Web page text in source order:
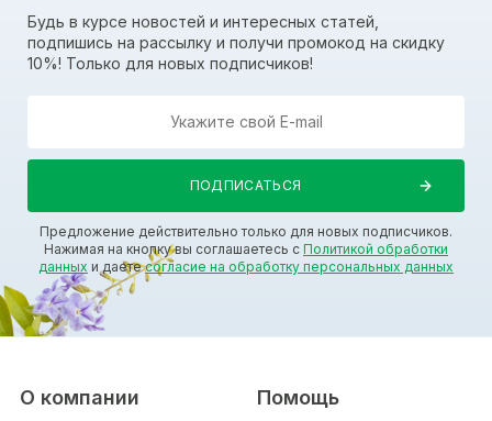
Будь в курсе новостей и интересных статей,
подпишись на рассылку и получи промокод на скидку
10%! Только для новых подписчиков!
Предложение действительно только для новых подписчиков.
Нажимая на кнопку вы соглашаетесь с Политикой обработки
данных и даетесогласие на обработку персональных данных
О компании Помощь